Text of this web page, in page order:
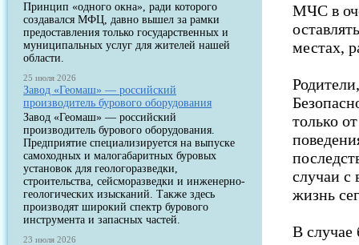
Принцип «одного окна», ради которого
создавался МФЦ, давно вышел за рамки
предоставления только государственных и
муниципальных услуг для жителей нашей
области.
25 июля 2026
Завод «Геомаш» — российский
производитель бурового оборудования
Завод «Геомаш» — российский
производитель бурового оборудования.
Предприятие специализируется на выпуске
самоходных и малогабаритных буровых
установок для геологоразведки,
строительства, сейсморазведки и инженерно-
геологических изысканий. Также здесь
производят широкий спектр бурового
инструмента и запасных частей.
23 июля 2026
МЧС в
местах,
только
случаи с
жизнь
В случае